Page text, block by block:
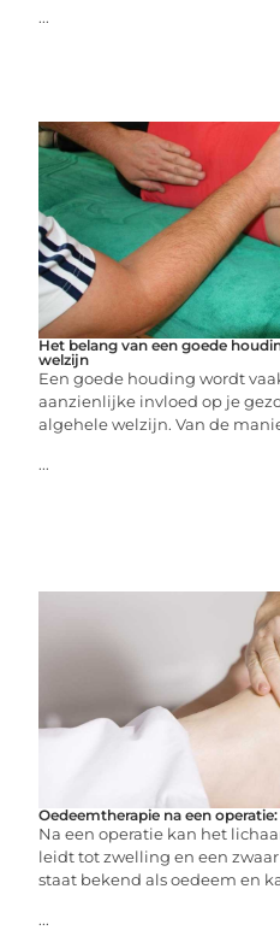
...
Het belang van een goede
welzijn
Een goede houding wordt
aanzienlijke invloed op je
algehele welzijn. Van de
...
Oedeemtherapie na een
Na een operatie kan het
leidt tot zwelling en een
staat bekend als oedeem en
...